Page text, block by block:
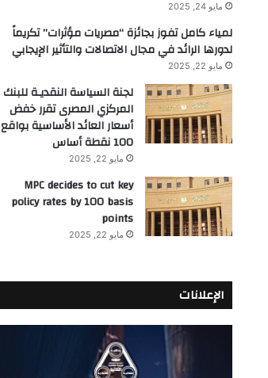
مايو 24, 2025
لمياء كامل تفوز بجائزة “مصريات مؤثرات” تكريماً
لدورها الرائد في مجال الاتصالات والتأثير الإيجابي
مايو 22, 2025
لجنة السياسة النقديـة للبنك
المركزي المصرى تقرر خفض
أسعار العائد الأساسية بواقع
100 نقطة أساس
مايو 22, 2025
MPC decides to cut key
policy rates by 100 basis
points
مايو 22, 2025
الإعلانات